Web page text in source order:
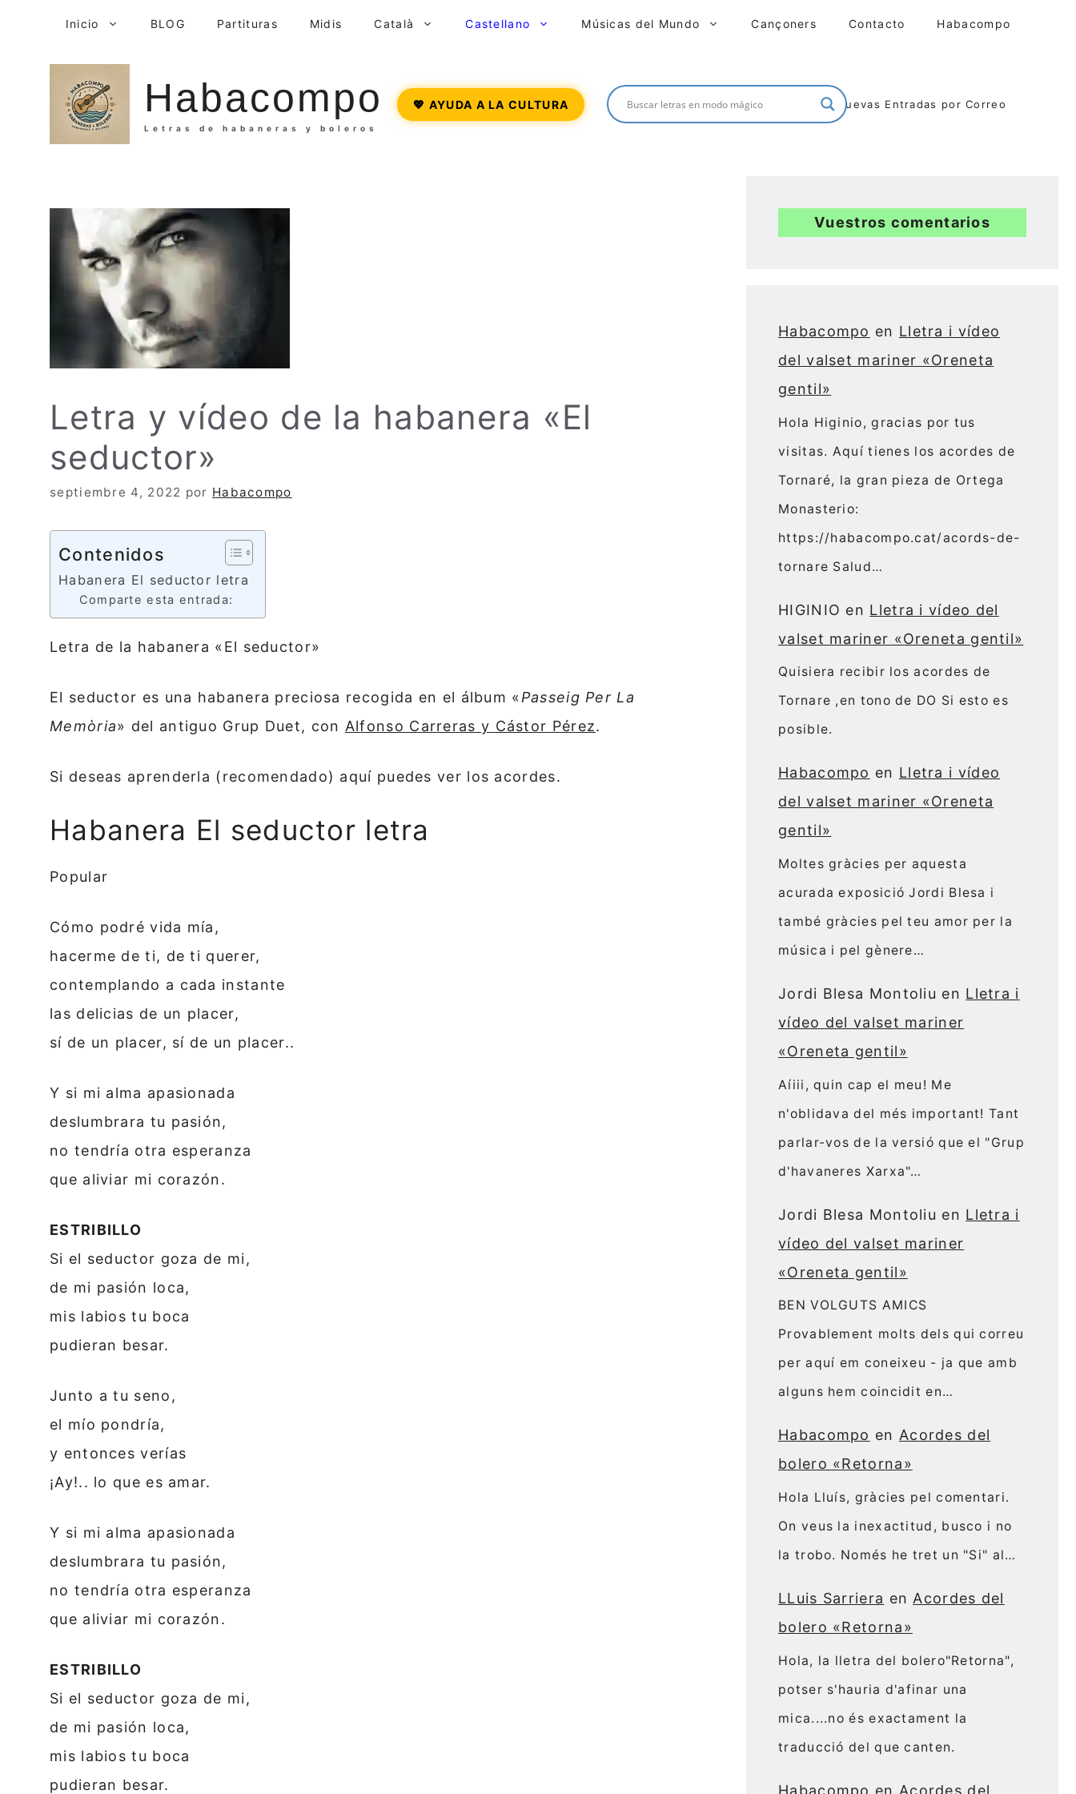
Inicio BLOG Partituras Midis Català Castellano Músicas del Mundo Cançoners Contacto Habacompo
Habacompo
Letras de habaneras y boleros
💖 AYUDA A LA CULTURA Nuevas Entradas por Correo
Letra y vídeo de la habanera «El
seductor»
septiembre 4, 2022 por Habacompo
Contenidos
Habanera El seductor letra
Comparte esta entrada:
Letra de la habanera «El seductor»
El seductor es una habanera preciosa recogida en el álbum «Passeig Per La
Memòria» del antiguo Grup Duet, con Alfonso Carreras y Cástor Pérez.
Si deseas aprenderla (recomendado) aquí puedes ver los acordes.
Habanera El seductor letra
Popular
Cómo podré vida mía,
hacerme de ti, de ti querer,
contemplando a cada instante
las delicias de un placer,
sí de un placer, sí de un placer..
Y si mi alma apasionada
deslumbrara tu pasión,
no tendría otra esperanza
que aliviar mi corazón.
ESTRIBILLO
Si el seductor goza de mi,
de mi pasión loca,
mis labios tu boca
pudieran besar.
Junto a tu seno,
el mío pondría,
y entonces verías
¡Ay!.. lo que es amar.
Y si mi alma apasionada
deslumbrara tu pasión,
no tendría otra esperanza
que aliviar mi corazón.
ESTRIBILLO
Si el seductor goza de mi,
de mi pasión loca,
mis labios tu boca
pudieran besar.
Vuestros comentarios
Habacompo en Lletra i vídeo
del valset mariner «Oreneta
gentil»
Hola Higinio, gracias por tus
visitas. Aquí tienes los acordes de
Tornaré, la gran pieza de Ortega
Monasterio:
https://habacompo.cat/acords-de-
tornare Salud…
HIGINIO en Lletra i vídeo del
valset mariner «Oreneta gentil»
Quisiera recibir los acordes de
Tornare ,en tono de DO Si esto es
posible.
Habacompo en Lletra i vídeo
del valset mariner «Oreneta
gentil»
Moltes gràcies per aquesta
acurada exposició Jordi Blesa i
també gràcies pel teu amor per la
música i pel gènere…
Jordi Blesa Montoliu en Lletra i
vídeo del valset mariner
«Oreneta gentil»
Aíiii, quin cap el meu! Me
n'oblidava del més important! Tant
parlar-vos de la versió que el "Grup
d'havaneres Xarxa"…
Jordi Blesa Montoliu en Lletra i
vídeo del valset mariner
«Oreneta gentil»
BEN VOLGUTS AMICS
Provablement molts dels qui correu
per aquí em coneixeu - ja que amb
alguns hem coincidit en…
Habacompo en Acordes del
bolero «Retorna»
Hola Lluís, gràcies pel comentari.
On veus la inexactitud, busco i no
la trobo. Només he tret un "Si" al…
LLuis Sarriera en Acordes del
bolero «Retorna»
Hola, la lletra del bolero"Retorna",
potser s'hauria d'afinar una
mica....no és exactament la
traducció del que canten.
Habacompo en Acordes del